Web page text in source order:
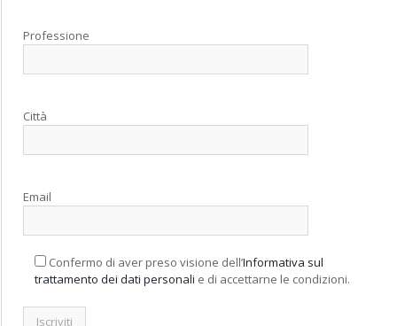
Professione
Città
Email
Confermo di aver preso visione dell’Informativa sul
trattamento dei dati personali e di accettarne le condizioni.